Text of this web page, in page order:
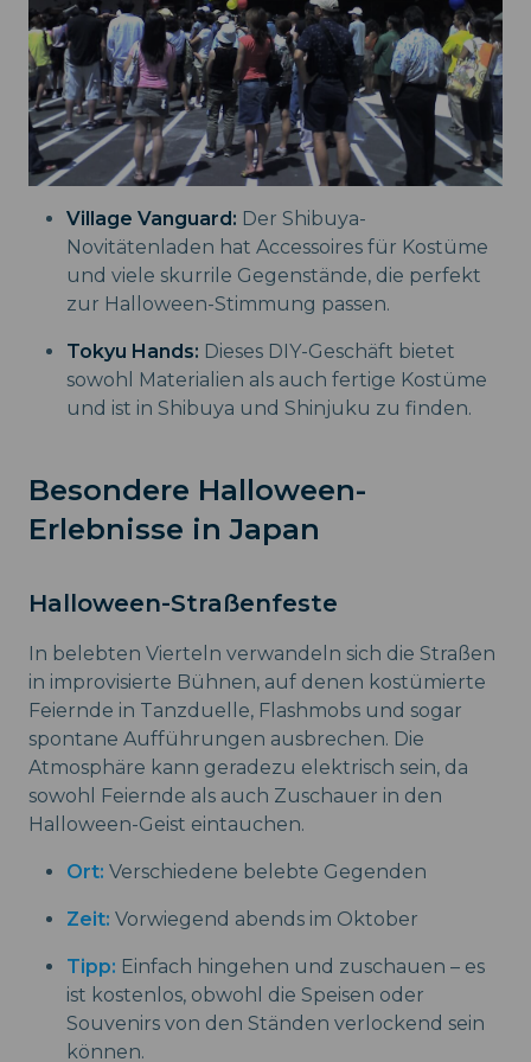
Village Vanguard: Der Shibuya-
Novitätenladen hat Accessoires für Kostüme
und viele skurrile Gegenstände, die perfekt
zur Halloween-Stimmung passen.
Tokyu Hands: Dieses DIY-Geschäft bietet
sowohl Materialien als auch fertige Kostüme
und ist in Shibuya und Shinjuku zu finden.
Besondere Halloween-
Erlebnisse in Japan
Halloween-Straßenfeste
In belebten Vierteln verwandeln sich die Straßen
in improvisierte Bühnen, auf denen kostümierte
Feiernde in Tanzduelle, Flashmobs und sogar
spontane Aufführungen ausbrechen. Die
Atmosphäre kann geradezu elektrisch sein, da
sowohl Feiernde als auch Zuschauer in den
Halloween-Geist eintauchen.
Ort: Verschiedene belebte Gegenden
Zeit: Vorwiegend abends im Oktober
Tipp: Einfach hingehen und zuschauen – es
ist kostenlos, obwohl die Speisen oder
Souvenirs von den Ständen verlockend sein
können.